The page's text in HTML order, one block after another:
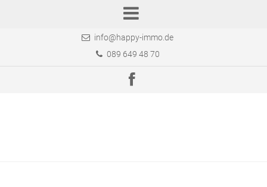
info@happy-immo.de
089 649 48 70